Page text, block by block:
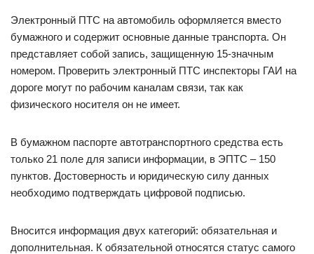
Электронный ПТС на автомобиль оформляется вместо
бумажного и содержит основные данные транспорта. Он
представляет собой запись, защищенную 15-значным
номером. Проверить электронный ПТС инспекторы ГАИ на
дороге могут по рабочим каналам связи, так как
физического носителя он не имеет.
В бумажном паспорте автотранспортного средства есть
только 21 поле для записи информации, в ЭПТС – 150
пунктов. Достоверность и юридическую силу данных
необходимо подтверждать цифровой подписью.
Вносится информация двух категорий: обязательная и
дополнительная. К обязательной относятся статус самого